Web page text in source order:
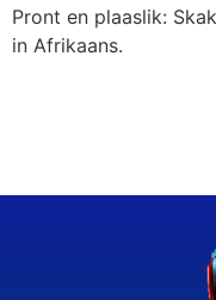
Pront en plaaslik:
in Afrikaans.